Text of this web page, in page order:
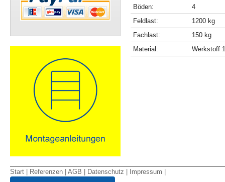
Böden:
4
Feldlast:
1200 kg
Fachlast:
150 kg
Material:
Werkstoff
Start Referenzen AGB Datenschutz Impressum